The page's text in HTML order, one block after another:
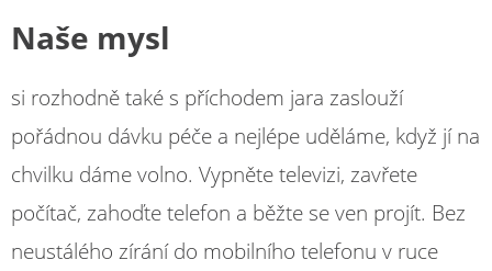
Naše mysl
si rozhodně také s příchodem jara zaslouží
pořádnou dávku péče a nejlépe uděláme, když jí na
chvilku dáme volno. Vypněte televizi, zavřete
počítač, zahoďte telefon a běžte se ven projít. Bez
neustálého zírání do mobilního telefonu v ruce